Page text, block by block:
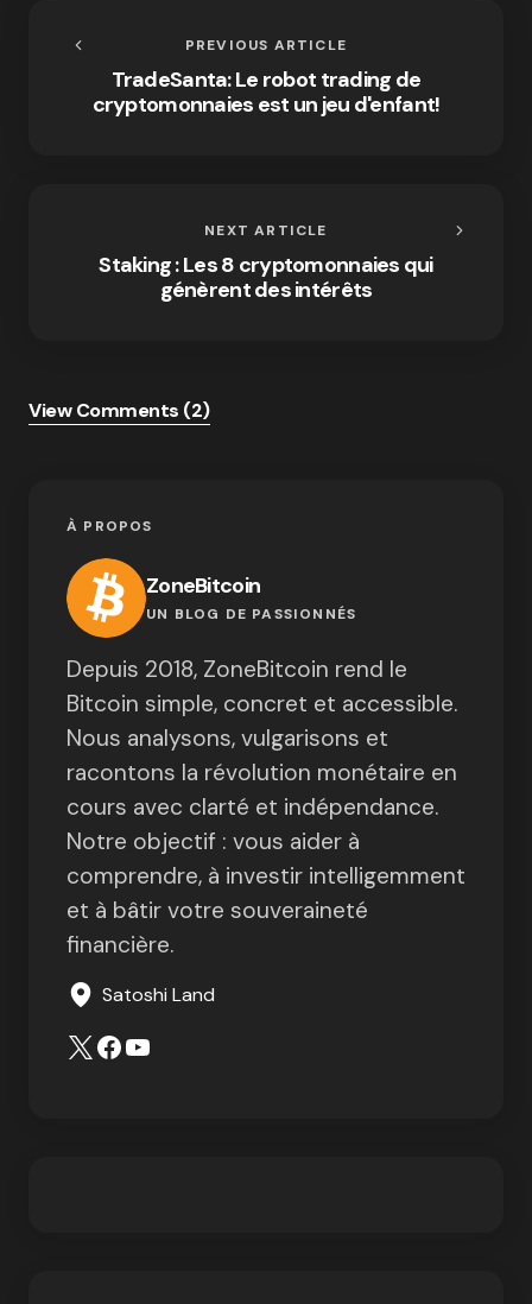
PREVIOUS ARTICLE
TradeSanta: Le robot trading de
cryptomonnaies est un jeu d'enfant!
NEXT ARTICLE
Staking : Les 8 cryptomonnaies qui
génèrent des intérêts
View Comments (2)
À PROPOS
ZoneBitcoin
UN BLOG DE PASSIONNÉS
Depuis 2018, ZoneBitcoin rend le
Bitcoin simple, concret et accessible.
Nous analysons, vulgarisons et
racontons la révolution monétaire en
cours avec clarté et indépendance.
Notre objectif : vous aider à
comprendre, à investir intelligemment
et à bâtir votre souveraineté
financière.
Satoshi Land